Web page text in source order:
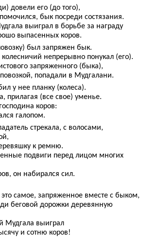
довели его (до того),
бык посреди состязания.
выиграл в борьбе за награду
выпасенных коров.
был запряжен бык.
непрерывно понукал (его).
запряженного (быка),
попадали в Мудгалани.
у нее планку (колеса).
прилагая (все свое) уменье.
коров:
галопом.
стрекала, с волосами,
к ремню.
подвиги перед лицом многих
он набирался сил.
самое, запряженное вместе с быком,
беговой дорожки деревянную
Мудгала выиграл
и сотню коров!